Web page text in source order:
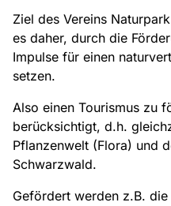
Ziel des Vereins
es daher, durch die
Impulse für einen
setzen.
Also einen Tourismus zu
berücksichtigt, d.h.
Pflanzenwelt (Flora) und
Schwarzwald.
Gefördert werden z.B.